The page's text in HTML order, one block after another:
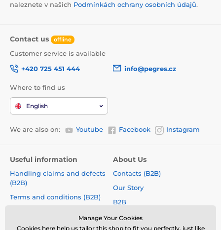
naleznete v našich Podmínkách ochrany osobních údajů.
Contact us offline
Customer service is available
+420 725 451 444
info@pegres.cz
Where to find us
English
We are also on: Youtube Facebook Instagram
Useful information
Handling claims and defects
(B2B)
Terms and conditions (B2B)
Size charts
About Us
Contacts (B2B)
Our Story
B2B
Shoe Collections
Manage Your Cookies
Cookies herehelp us tailor this shop to fit you perfectly, just like